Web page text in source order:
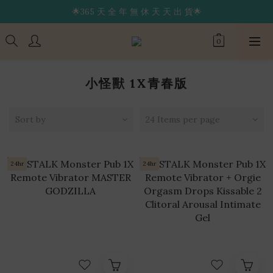
🔥限 時 送 玩 具 消 毒 袋🔥
🌟365 天 全 年 無 休 天 天 出 貨🌟
🚚 24 hr 極 速 出 貨 🔥
小怪獸 1X青春版
Sort by 24 Items per page
24hr 24hr